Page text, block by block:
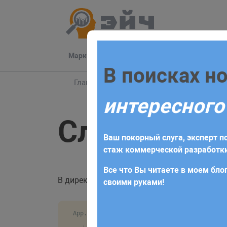
Маркетинг
Главная Блог Vue Сложные условия
Сложные
В директиве v-if можно делать более
App.vue
Заполните
Для начала сотрудничества
получите коммерческое
требований и поставленных
В поисках
Ваш покорный слуга, эксперт
стаж коммерческой
Все что Вы читаете в моем
своими руками!